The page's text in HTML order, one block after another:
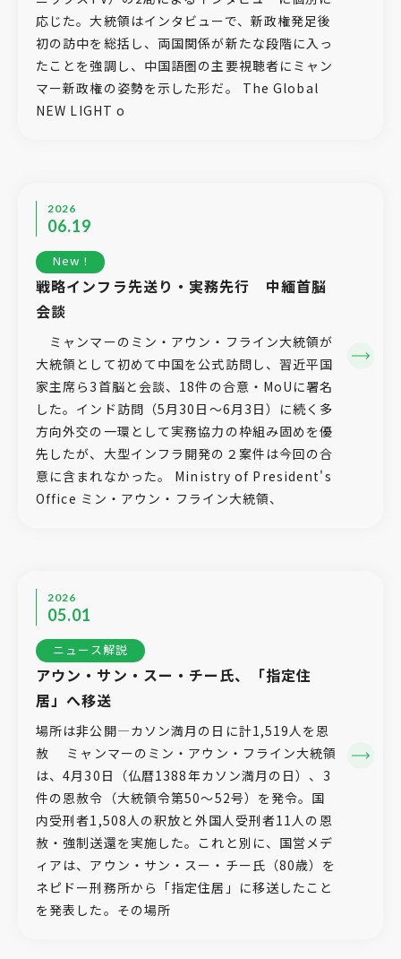
応じた。大統領はインタビューで、新政権発足後
初の訪中を総括し、両国関係が新たな段階に入っ
たことを強調し、中国語圏の主要視聴者にミャン
マー新政権の姿勢を示した形だ。 The Global
NEW LIGHT o
2026
06.19
New !
戦略インフラ先送り・実務先行 中緬首脳
会談
ミャンマーのミン・アウン・フライン大統領が
大統領として初めて中国を公式訪問し、習近平国
家主席ら3首脳と会談、18件の合意・MoUに署名
した。インド訪問（5月30日～6月3日）に続く多
方向外交の一環として実務協力の枠組み固めを優
先したが、大型インフラ開発の２案件は今回の合
意に含まれなかった。 Ministry of President's
Office ミン・アウン・フライン大統領、
2026
05.01
ニュース解説
アウン・サン・スー・チー氏、「指定住
居」へ移送
場所は非公開―カソン満月の日に計1,519人を恩
赦 ミャンマーのミン・アウン・フライン大統領
は、4月30日（仏暦1388年カソン満月の日）、3
件の恩赦令（大統領令第50〜52号）を発令。国
内受刑者1,508人の釈放と外国人受刑者11人の恩
赦・強制送還を実施した。これと別に、国営メデ
ィアは、アウン・サン・スー・チー氏（80歳）を
ネピドー刑務所から「指定住居」に移送したこと
を発表した。その場所